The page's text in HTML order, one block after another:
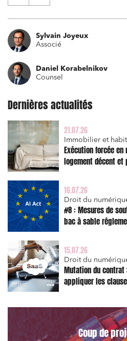
Sylvain Joyeux
Associé
Daniel Korabelnikov
Counsel
Dernières actualités
21.07.26
Immobilier et
Exécution forcée
logement décent
16.07.26
Droit du
#8 : Mesures de
bac à sable
15.07.26
Droit du
Mutation du contrat
appliquer les
Coup de